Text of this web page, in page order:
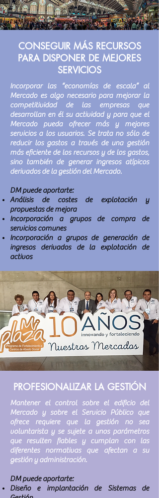
CONSEGUIR MÁS RECURSOS
PARA DISPONER DE MEJORES
SERVICIOS
Incorporar las “economías de escala” al
Mercado es algo necesario para mejorar la
competitividad de las empresas que
desarrollan en él su actividad y para que el
Mercado pueda ofrecer más y mejores
servicios a los usuarios. Se trata no sólo de
reducir los gastos a través de una gestión
más eficiente de los recursos y de los gastos,
sino también de generar ingresos atípicos
derivados de la gestión del Mercado.
DM puede aportarte:
Análisis de costes de explotación y
propuestas de mejora
Incorporación a grupos de compra de
servicios comunes
Incorporación a grupos de generación de
ingresos derivados de la explotación de
activos
PROFESIONALIZAR LA GESTIÓN
Mantener el control sobre el edificio del
Mercado y sobre el Servicio Público que
ofrece requiere que la gestión no sea
voluntarista y se sujete a unos parámetros
que resulten fiables y cumplan con las
diferentes normativas que afectan a su
gestión y administración.
DM puede aportarte:
Diseño e implantación de Sistemas de